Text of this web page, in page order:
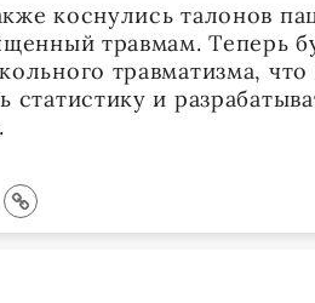
коснулись талонов
травмам. Теперь
травматизма,
статистику и